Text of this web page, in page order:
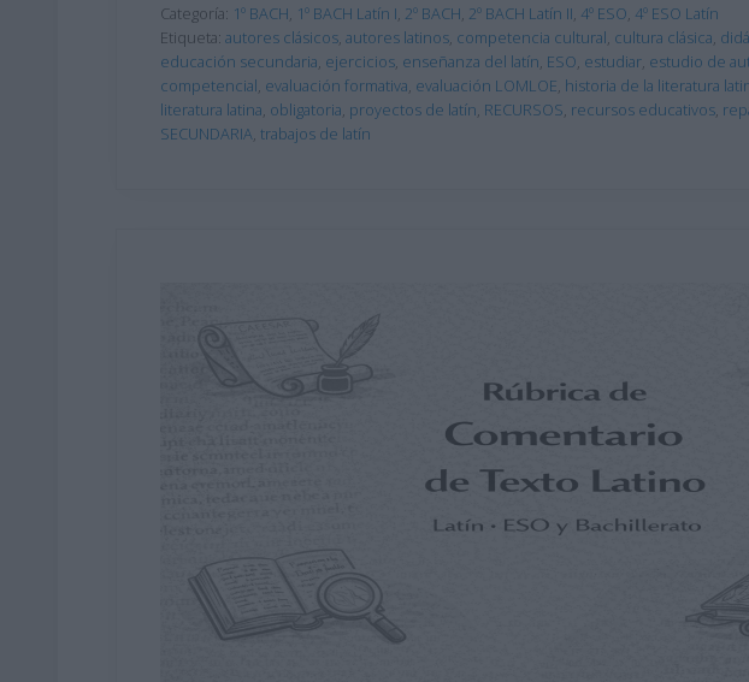
Categoría: 1º BACH, 1º BACH Latín I, 2º BACH, 2º BACH Latín II, 4º ESO, 4º ESO Latín
Etiqueta: autores clásicos, autores latinos, competencia cultural, cultura clásica,
educación secundaria, ejercicios, enseñanza del latín, ESO, estudiar, estudio de
competencial, evaluación formativa, evaluación LOMLOE, historia de la literatura
literatura latina, obligatoria, proyectos de latín, RECURSOS, recursos educativos,
SECUNDARIA, trabajos de latín